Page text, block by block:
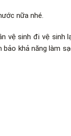
nữa nhé.
vệ sinh đi vệ sinh
khả năng làm